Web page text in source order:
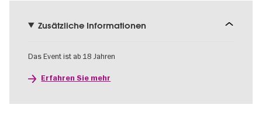
Zusätzliche Informationen
Das Event ist ab 18 Jahren
Erfahren Sie mehr